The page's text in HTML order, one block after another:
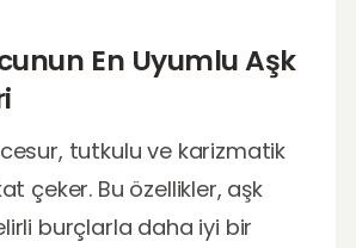
En Uyumlu Aşk
tutkulu ve karizmatik
çeker. Bu özellikler, aşk
burçlarla daha iyi bir